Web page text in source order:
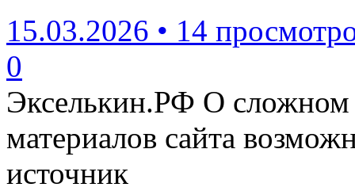
15.03.2026 • 14
0
Экселькин.РФ О сложном
материалов сайта
источник